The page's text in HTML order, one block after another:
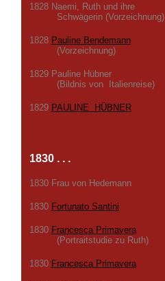
1828 Naemi, Ruth und ihre
Schwägerin (Vorzeichnung)
1828 Pauline Bendemann
(Vorzeichnung)
1829 Pauline Hübner
(Bildnis von Italienreise)
1829 PAULINE HÜBNER
1830 . . .
1830 Frau von Hedemann
1830 Fortunato Santini
1830 Francesca Primavera
(Portraitstudie zu Ruth)
1830 Francesca Primavera